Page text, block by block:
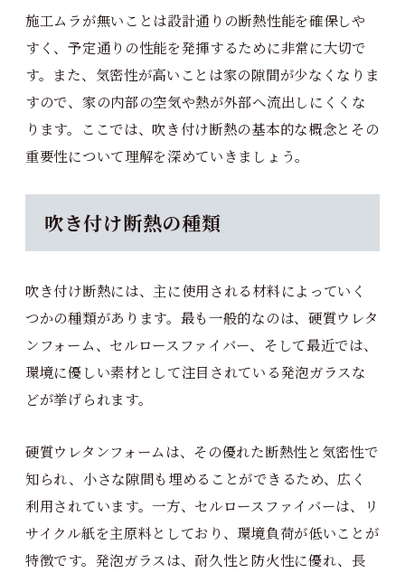
施工ムラが無いことは設計通りの断熱性能を確保しや
すく、予定通りの性能を発揮するために非常に大切で
す。また、気密性が高いことは家の隙間が少なくなりま
すので、家の内部の空気や熱が外部へ流出しにくくな
ります。ここでは、吹き付け断熱の基本的な概念とその
重要性について理解を深めていきましょう。
吹き付け断熱の種類
吹き付け断熱には、主に使用される材料によっていく
つかの種類があります。最も一般的なのは、硬質ウレタ
ンフォーム、セルロースファイバー、そして最近では、
環境に優しい素材として注目されている発泡ガラスな
どが挙げられます。
硬質ウレタンフォームは、その優れた断熱性と気密性で
知られ、小さな隙間も埋めることができるため、広く
利用されています。一方、セルロースファイバーは、リ
サイクル紙を主原料としており、環境負荷が低いことが
特徴です。発泡ガラスは、耐久性と防火性に優れ、長